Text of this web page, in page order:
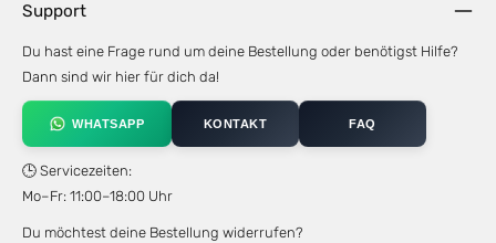
Support
Du hast eine Frage rund um deine Bestellung oder benötigst Hilfe?
Dann sind wir hier für dich da!
WHATSAPP KONTAKT FAQ
🕒 Servicezeiten:
Mo–Fr: 11:00–18:00 Uhr
Du möchtest deine Bestellung widerrufen?